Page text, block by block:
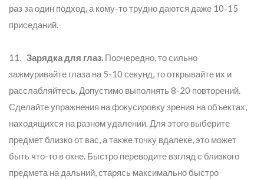
раз за один подход, а кому-то трудно даются даже 10-15
приседаний.
11. Зарядка для глаз. Поочередно, то сильно
зажмуривайте глаза на 5-10 секунд, то открывайте их и
расслабляйтесь. Допустимо выполнять 8-20 повторений.
Сделайте упражнения на фокусировку зрения на объектах,
находящихся на разном удалении. Для этого выберите
предмет близко от вас, а также точку вдалеке, это может
быть что-то в окне. Быстро переводите взгляд с близкого
предмета на дальний, старясь максимально быстро